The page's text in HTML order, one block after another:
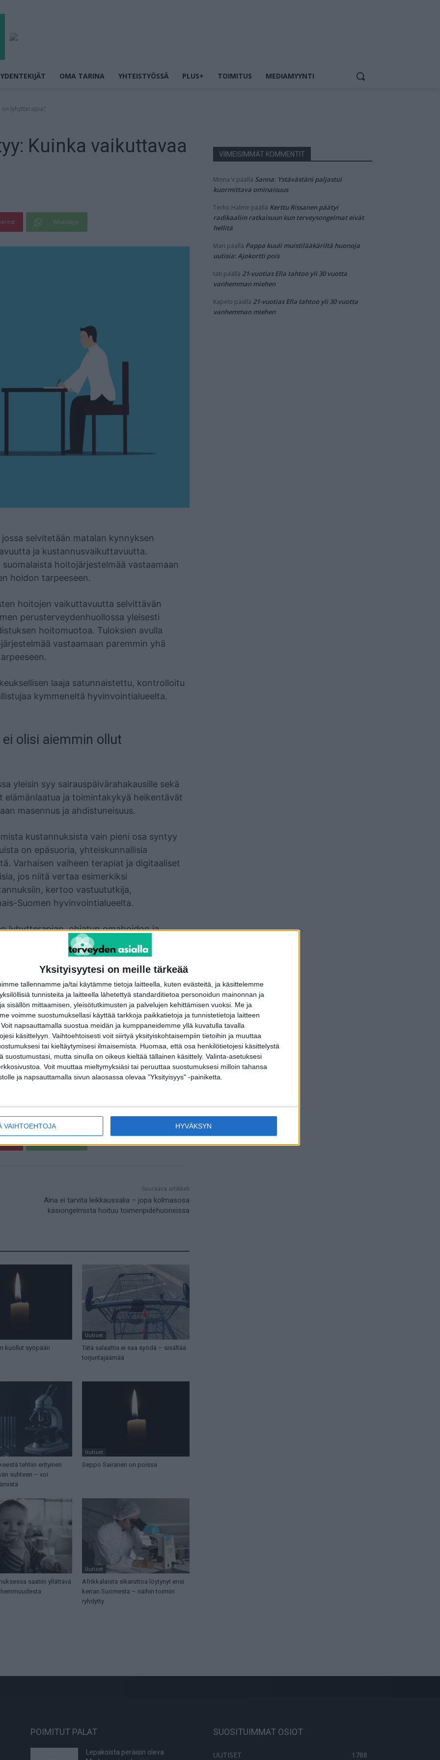
Yksityisyytesi on meille tärkeää
tallennamme ja/tai käytämme tietoja laitteella, kuten evästeitä, ja käsittelemme
tunnisteita ja laitteella lähetettyä standarditietoa personoidun mainonnan ja
sisällön mittaamisen, yleisötutkimusten ja palvelujen kehittämisen vuoksi. Me ja
voimme suostumuksellasi käyttää tarkkoja paikkatietoja ja tunnistetietoja laitteen
napsauttamalla suostua meidän ja kumppaneidemme yllä kuvatulla tavalla
käsittelyyn. Vaihtoehtoisesti voit siirtyä yksityiskohtaisempiin tietoihin ja muuttaa
tai kieltäytymisesi ilmaisemista. Huomaa, että osa henkilötietojesi käsittelystä
suostumustasi, mutta sinulla on oikeus kieltää tällainen käsittely. Valinta-asetuksesi
Voit muuttaa mieltymyksiäsi tai peruuttaa suostumuksesi milloin tahansa
ja napsauttamalla sivun alaosassa olevaa "Yksityisyys" -painiketta.
VAIHTOEHTOJA HYVÄKSYN
OMA TARINA YHTEISTYÖSSÄ PLUS+ TOIMITUS MEDIAMYYNTI
on lyhytterapia?
Kuinka vaikuttavaa
WhatsApp
selvitetään matalan kynnyksen
ja kustannusvaikuttavuutta.
hoitojärjestelmää vastaamaan
hoidon tarpeeseen.
hoitojen vaikuttavuutta selvittävän
perusterveydenhuollossa yleisesti
hoitomuotoa. Tuloksien avulla
vastaamaan paremmin yhä
laaja satunnaistettu, kontrolloitu
kymmeneltä hyvinvointialueelta.
olisi aiemmin ollut
yleisin syy sairauspäivärahakausille sekä
ja toimintakykyä heikentävät
masennus ja ahdistuneisuus.
kustannuksista vain pieni osa syntyy
on epäsuoria, yhteiskunnallisia
Varhaisen vaiheen terapiat ja digitaaliset
jos niitä vertaa esimerkiksi
kertoo vastuututkija,
Suomen hyvinvointialueelta.
lyhytterapian, ohjatun omahoidon ja
Yksilön paranemisen
käyttöä ja työllistymistä.
muutama vuosi sitten mahdollista.
kansallinen Terapiat etulinjaan -yhteistyö
eri puolilla Suomea on tällä hetkellä
käytössä perustason
paitsi kansallisen tutkimuksen, niin
edistämisen kannalta, sanoo
Suoma Saarni HUSin Psykiatrialta.
Seuraava artikkeli
Aina ei tarvita leikkaussalia – jopa kolmasosa
käsiongelmista hoituu toimenpidehuoneissa
kuollut syöpään
Uutiset
Tätä salaattia ei saa syödä – sisältää
torjuntajäämää
tehtiin erityinen
suhteen – voi
Uutiset
Seppo Sairanen on poissa
saatiin yllättävä
Uutiset
Afrikkalaista sikaruttoa löytynyt ensi
kerran Suomesta – näihin toimiin
ryhdytty
VIIMEISIMMÄT KOMMENTIT
Minna V päällä Sanna: Ystävästäni paljastui
kuormittava ominaisuus
Terho Halme päällä Kerttu Rissanen päätyi
radikaaliin ratkaisuun kun terveysongelmat eivät
hellitä
Mari päällä Pappa kuuli muistilääkäriltä huonoja
uutisia: Ajokortti pois
täti päällä 21-vuotias Ella tahtoo yli 30 vuotta
vanhemman miehen
Kapelo päällä 21-vuotias Ella tahtoo yli 30 vuotta
vanhemman miehen
POIMITUT PALAT
Lepakoista peräisin oleva
SUOSITUIMMAT OSIOT
UUTISET 1788